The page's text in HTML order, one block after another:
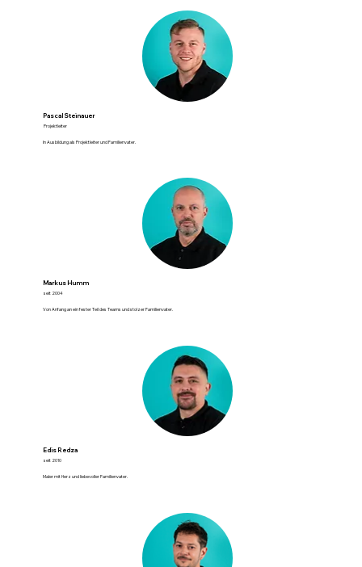
Pascal Steinauer
Projektleiter
In Ausbildung als Projektleiter und Familienvater.
Markus Humm
seit 2004
Von Anfang an ein fester Teil des Teams und stolzer Familienvater.
Edis Redza
seit 2010
Maler mit Herz und liebevoller Familienvater.